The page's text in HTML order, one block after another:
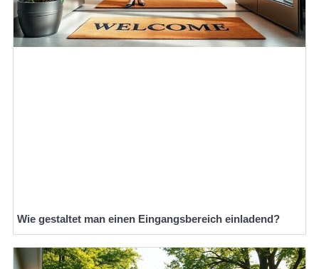
Wie gestaltet man einen Eingangsbereich einladend?